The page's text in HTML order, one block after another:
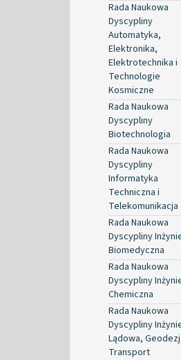
Rada Naukowa
Dyscypliny
Automatyka,
Elektronika,
Elektrotechnika i
Technologie
Kosmiczne
Rada Naukowa
Dyscypliny
Biotechnologia
Rada Naukowa
Dyscypliny
Informatyka
Techniczna i
Telekomunikacja
Rada Naukowa
Dyscypliny
Biomedyczna
Rada Naukowa
Dyscypliny
Chemiczna
Rada Naukowa
Dyscypliny
Lądowa,
Transport